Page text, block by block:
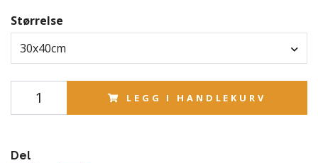
Størrelse
30x40cm
LEGG I HANDLEKURV
Del